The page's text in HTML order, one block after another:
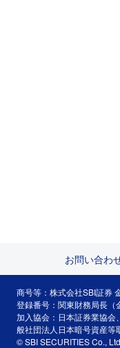
お問い合わ
商号等：株式会社SBI証券
登録番号：関東財務局長（
加入協会：日本証券業協会
般社団法人日本暗号資産等
© SBI SECURITIES Co.,